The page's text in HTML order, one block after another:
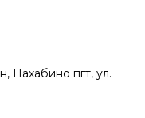
Нахабино пгт, ул.